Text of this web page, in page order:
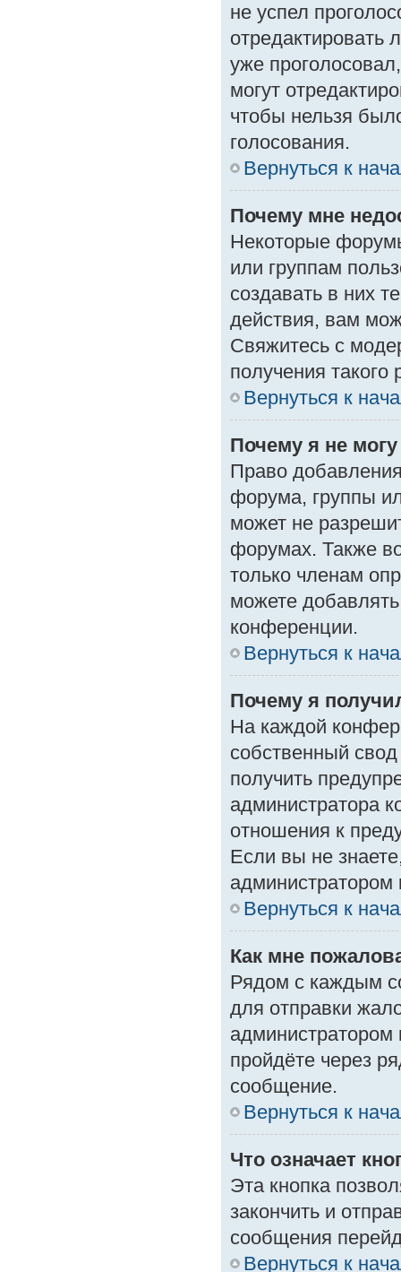
не успел
отредактировать
уже
могут
чтобы нельзя
голосования.
Вернуться к
Почему мне
Некоторые
или группам
создавать в них
действия, вам
Свяжитесь с
получения такого
Вернуться к
Почему я не
Право
форума, группы
может не
форумах. Также
только членам
можете
конференции.
Вернуться к
Почему я
На каждой
собственный
получить
администратора
отношения к
Если вы не
Вернуться к
Как мне
Рядом с каждым
для отправки
пройдёте через
сообщение.
Вернуться к
Что означает
Эта кнопка
закончить и
сообщения
Вернуться к